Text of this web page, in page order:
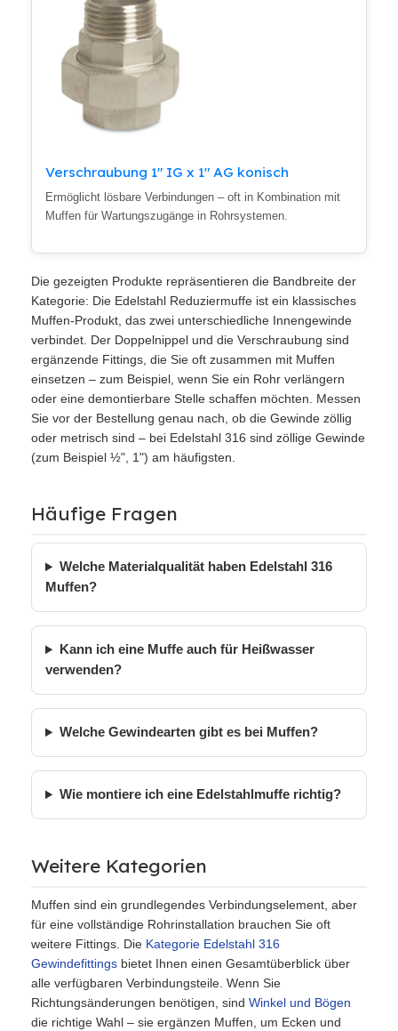
Verschraubung 1" IG x 1" AG konisch
Ermöglicht lösbare Verbindungen – oft in Kombination mit
Muffen für Wartungszugänge in Rohrsystemen.
Die gezeigten Produkte repräsentieren die Bandbreite der
Kategorie: Die Edelstahl Reduziermuffe ist ein klassisches
Muffen-Produkt, das zwei unterschiedliche Innengewinde
verbindet. Der Doppelnippel und die Verschraubung sind
ergänzende Fittings, die Sie oft zusammen mit Muffen
einsetzen – zum Beispiel, wenn Sie ein Rohr verlängern
oder eine demontierbare Stelle schaffen möchten. Messen
Sie vor der Bestellung genau nach, ob die Gewinde zöllig
oder metrisch sind – bei Edelstahl 316 sind zöllige Gewinde
(zum Beispiel ½", 1") am häufigsten.
Häufige Fragen
Welche Materialqualität haben Edelstahl 316
Muffen?
Kann ich eine Muffe auch für Heißwasser
verwenden?
Welche Gewindearten gibt es bei Muffen?
Wie montiere ich eine Edelstahlmuffe richtig?
Weitere Kategorien
Muffen sind ein grundlegendes Verbindungselement, aber
für eine vollständige Rohrinstallation brauchen Sie oft
weitere Fittings. Die Kategorie Edelstahl 316
Gewindefittings bietet Ihnen einen Gesamtüberblick über
alle verfügbaren Verbindungsteile. Wenn Sie
Richtungsänderungen benötigen, sind Winkel und Bögen
die richtige Wahl – sie ergänzen Muffen, um Ecken und